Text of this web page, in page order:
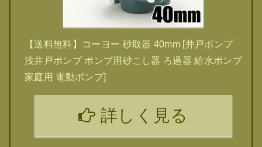
【送料無料】コーヨー 砂取器 40mm [井戸ポンプ
浅井戸ポンプ ポンプ用砂こし器 ろ過器 給水ポンプ
家庭用 電動ポンプ]
詳しく見る